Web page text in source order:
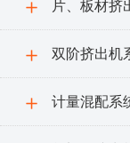
片、板材挤
双阶挤出机
计量混配系